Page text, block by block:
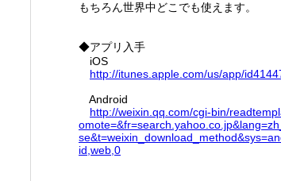
もちろん世界中どこでも使えます。
◆アプリ入手
iOS
http://itunes. apple.com/us/app/id41
Android
http://weixin. qq.com/cgi-bin/readte
omote=&fr=search.yahoo.co.jp&lang=z
se&t=weixin_download_ method&
id,web, 0